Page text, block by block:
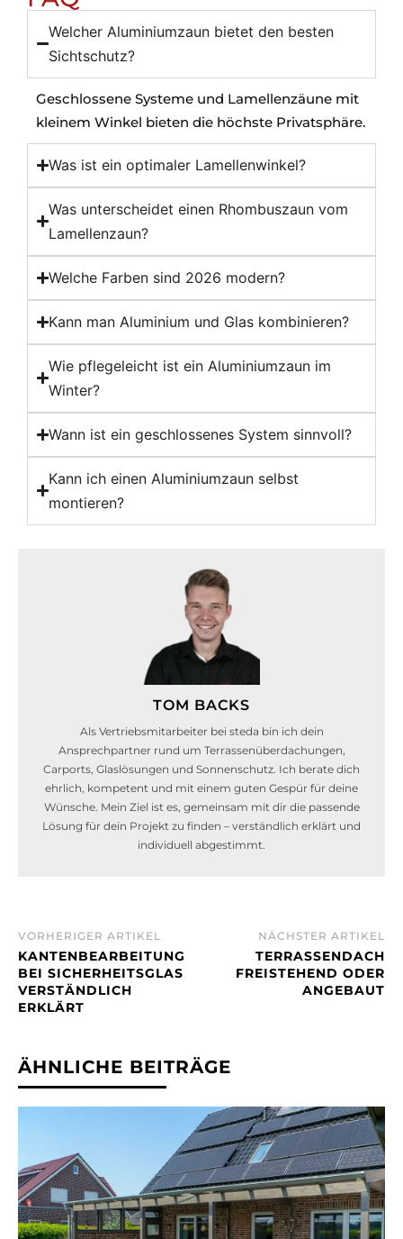
Welcher Aluminiumzaun bietet den besten
Sichtschutz?
Geschlossene Systeme und Lamellenzäune mit
kleinem Winkel bieten die höchste Privatsphäre.
Was ist ein optimaler Lamellenwinkel?
Was unterscheidet einen Rhombuszaun vom
Lamellenzaun?
Welche Farben sind 2026 modern?
Kann man Aluminium und Glas kombinieren?
Wie pflegeleicht ist ein Aluminiumzaun im
Winter?
Wann ist ein geschlossenes System sinnvoll?
Kann ich einen Aluminiumzaun selbst
montieren?
TOM BACKS
Als Vertriebsmitarbeiter bei steda bin ich dein
Ansprechpartner rund um Terrassenüberdachungen,
Carports, Glaslösungen und Sonnenschutz. Ich berate dich
ehrlich, kompetent und mit einem guten Gespür für deine
Wünsche. Mein Ziel ist es, gemeinsam mit dir die passende
Lösung für dein Projekt zu finden – verständlich erklärt und
individuell abgestimmt.
VORHERIGER ARTIKEL
KANTENBEARBEITUNG
BEI SICHERHEITSGLAS
VERSTÄNDLICH
ERKLÄRT
NÄCHSTER ARTIKEL
TERRASSENDACH
FREISTEHEND ODER
ANGEBAUT
ÄHNLICHE BEITRÄGE